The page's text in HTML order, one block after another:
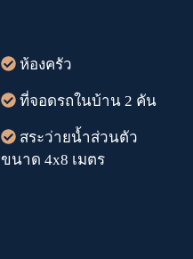
ห้องครัว
ที่จอดรถในบ้าน 2 คัน
สระว่ายน้ำส่วนตัว
ขนาด 4x8 เมตร